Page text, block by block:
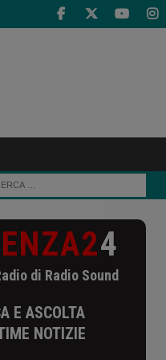
4
di Radio Sound
E ASCOLTA
NOTIZIE